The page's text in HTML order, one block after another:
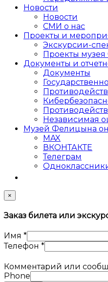
Новости
Новости
СМИ о нас
Проекты и
Экскурсии-
Проекты
Документы и
Документы
Независимая
Музей Фелицына
MAX
ВКОНТАКТЕ
Телеграм
×
Заказ билета или
Имя *
Телефон *
Комментарий или
Phone